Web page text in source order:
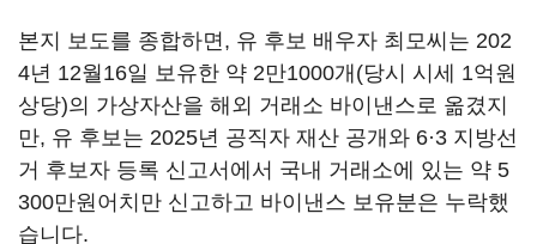
본지 보도를 종합하면, 유 후보 배우자 최모씨는 202
4년 12월16일 보유한 약 2만1000개(당시 시세 1억원
상당)의 가상자산을 해외 거래소 바이낸스로 옮겼지
만, 유 후보는 2025년 공직자 재산 공개와 6·3 지방선
거 후보자 등록 신고서에서 국내 거래소에 있는 약 5
300만원어치만 신고하고 바이낸스 보유분은 누락했
습니다.